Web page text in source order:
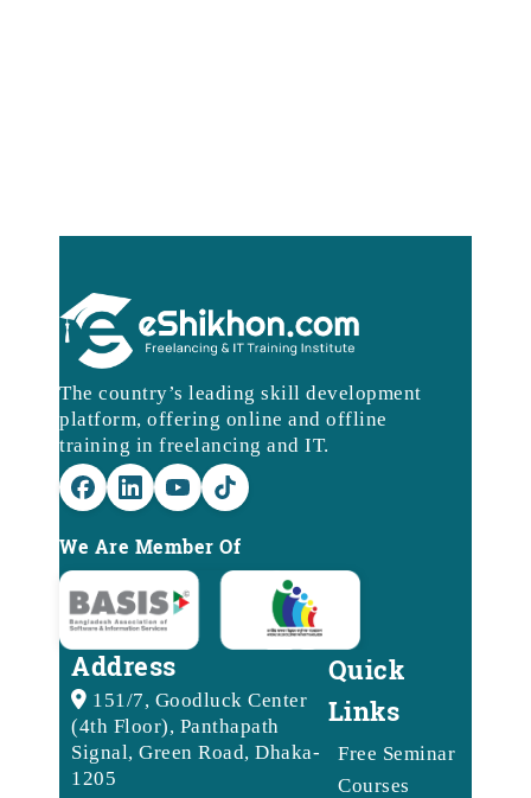
The country’s leading skill development
platform, offering online and offline
training in freelancing and IT.
We Are Member Of
Address
151/7, Goodluck Center
(4th Floor), Panthapath
Signal, Green Road, Dhaka-
1205
Quick
Links
Free Seminar
Courses